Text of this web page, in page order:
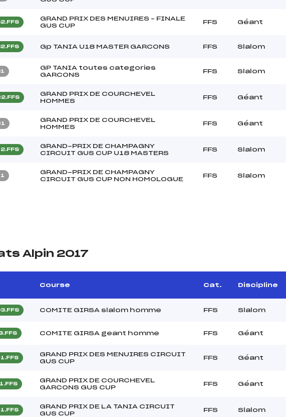
GRAND PRIX DES MENUIRES – FINALE
GUS CUP
FFS Géant
Gp TANIA U18 MASTER GARCONS FFS Slalom
GP TANIA toutes categories
GARCONS
FFS Slalom
GRAND PRIX DE COURCHEVEL
HOMMES
FFS Géant
GRAND PRIX DE COURCHEVEL
HOMMES
FFS Géant
GRAND-PRIX DE CHAMPAGNY
CIRCUIT GUS CUP U18 MASTERS
FFS Slalom
GRAND-PRIX DE CHAMPAGNY
CIRCUIT GUS CUP NON HOMOLOGUE
FFS Slalom
Alpin 2017
Course Cat. Discipline
COMITE GIRSA slalom homme FFS Slalom
COMITE GIRSA geant homme FFS Géant
GRAND PRIX DES MENUIRES CIRCUIT
GUS CUP
FFS Géant
GRAND PRIX DE COURCHEVEL
GARCONS GUS CUP
FFS Géant
GRAND PRIX DE LA TANIA CIRCUIT
GUS CUP
FFS Slalom